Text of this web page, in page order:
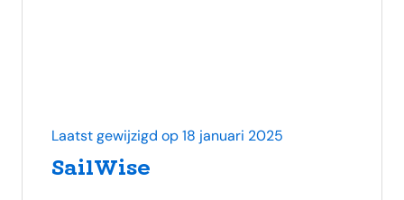
SailWise
Laatst gewijzigd op 18 januari 2025